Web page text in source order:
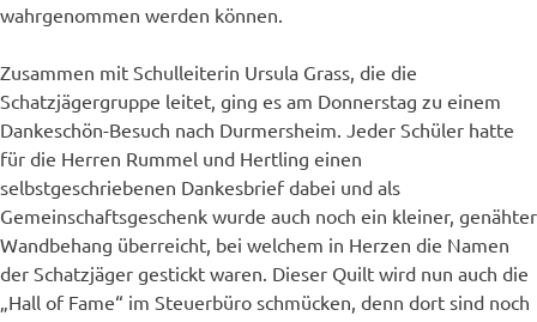
wahrgenommen werden können.
Zusammen mit Schulleiterin Ursula Grass, die die
Schatzjägergruppe leitet, ging es am Donnerstag zu einem
Dankeschön-Besuch nach Durmersheim. Jeder Schüler hatte
für die Herren Rummel und Hertling einen
selbstgeschriebenen Dankesbrief dabei und als
Gemeinschaftsgeschenk wurde auch noch ein kleiner, genähter
Wandbehang überreicht, bei welchem in Herzen die Namen
der Schatzjäger gestickt waren. Dieser Quilt wird nun auch die
„Hall of Fame“ im Steuerbüro schmücken, denn dort sind noch